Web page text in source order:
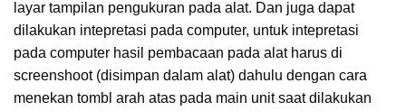
layar tampilan pengukuran pada alat. Dan juga dapat
dilakukan intepretasi pada computer, untuk intepretasi
pada computer hasil pembacaan pada alat harus di
screenshoot (disimpan dalam alat) dahulu dengan cara
menekan tombl arah atas pada main unit saat dilakukan